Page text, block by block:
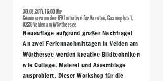
30.08.2017, 16:00 Uhr
Seminarraum der IFK Initiative für Kärnten, Casinoplatz 1,
9220 Velden am Wörthersee
Neuauflage aufgrund großer Nachfrage!
An zwei Feriennachmittagen in Velden am
Wörthersee werden kreative Bildtechniken
wie Collage, Malerei und Assemblage
ausprobiert. Dieser Workshop für die